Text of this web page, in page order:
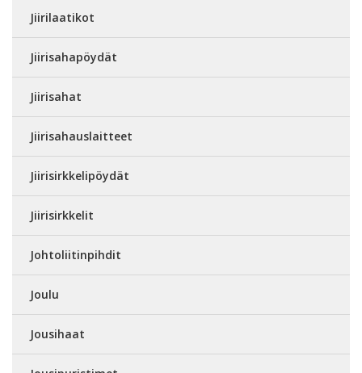
Jiirilaatikot
Jiirisahapöydät
Jiirisahat
Jiirisahauslaitteet
Jiirisirkkelipöydät
Jiirisirkkelit
Johtoliitinpihdit
Joulu
Jousihaat